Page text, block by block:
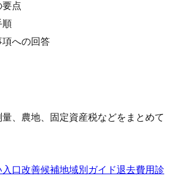
要点
順
への回答
、農地、固定資産税などをまとめて
口改善候補地域別ガイド退去費用診